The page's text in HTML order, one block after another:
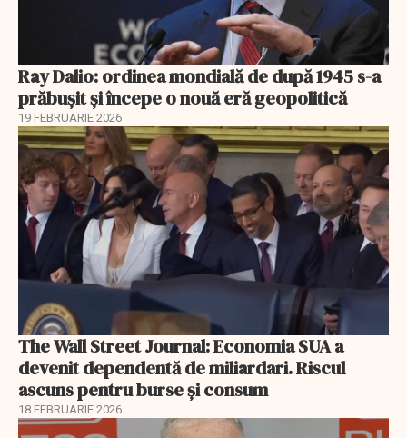
Ray Dalio: ordinea mondială de după 1945 s-a
prăbușit și începe o nouă eră geopolitică
19 FEBRUARIE 2026
The Wall Street Journal: Economia SUA a
devenit dependentă de miliardari. Riscul
ascuns pentru burse și consum
18 FEBRUARIE 2026
EXCLUSIV